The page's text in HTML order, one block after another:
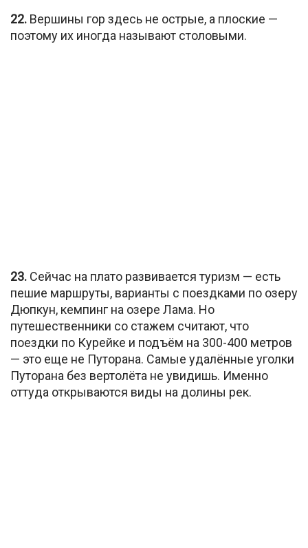
22. Вершины гор здесь не острые, а плоские —
поэтому их иногда называют столовыми.
23. Сейчас на плато развивается туризм — есть
пешие маршруты, варианты с поездками по озеру
Дюпкун, кемпинг на озере Лама. Но
путешественники со стажем считают, что
поездки по Курейке и подъём на 300-400 метров
— это еще не Путорана. Самые удалённые уголки
Путорана без вертолёта не увидишь. Именно
оттуда открываются виды на долины рек.